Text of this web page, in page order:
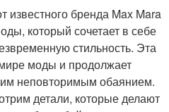
известного бренда Max Mara
который сочетает в себе
стильность. Эта
моды и продолжает
неповторимым обаянием.
детали, которые делают